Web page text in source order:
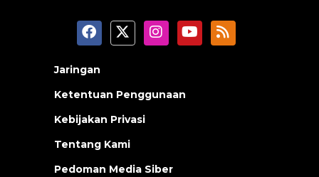
Jaringan
Ketentuan Penggunaan
Kebijakan Privasi
Tentang Kami
Pedoman Media Siber